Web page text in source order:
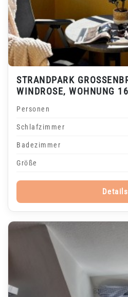
STRANDPARK
INDROSE, WOHNUNG 16
Personen
Schlafzimmer
Badezimmer
Größe
Details